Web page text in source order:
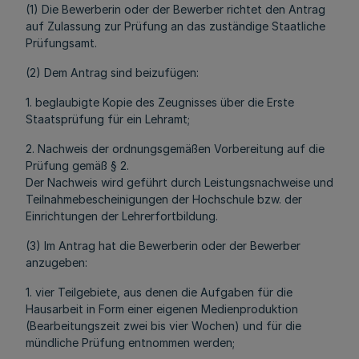
(1) Die Bewerberin oder der Bewerber richtet den Antrag
auf Zulassung zur Prüfung an das zuständige Staatliche
Prüfungsamt.
(2) Dem Antrag sind beizufügen:
1. beglaubigte Kopie des Zeugnisses über die Erste
Staatsprüfung für ein Lehramt;
2. Nachweis der ordnungsgemäßen Vorbereitung auf die
Prüfung gemäß § 2.
Der Nachweis wird geführt durch Leistungsnachweise und
Teilnahmebescheinigungen der Hochschule bzw. der
Einrichtungen der Lehrerfortbildung.
(3) Im Antrag hat die Bewerberin oder der Bewerber
anzugeben:
1. vier Teilgebiete, aus denen die Aufgaben für die
Hausarbeit in Form einer eigenen Medienproduktion
(Bearbeitungszeit zwei bis vier Wochen) und für die
mündliche Prüfung entnommen werden;